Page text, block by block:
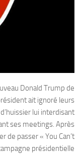
Donald Trump de
ait ignoré leurs
lui interdisant
ses meetings. Après
de passer « You Can’t
présidentielle